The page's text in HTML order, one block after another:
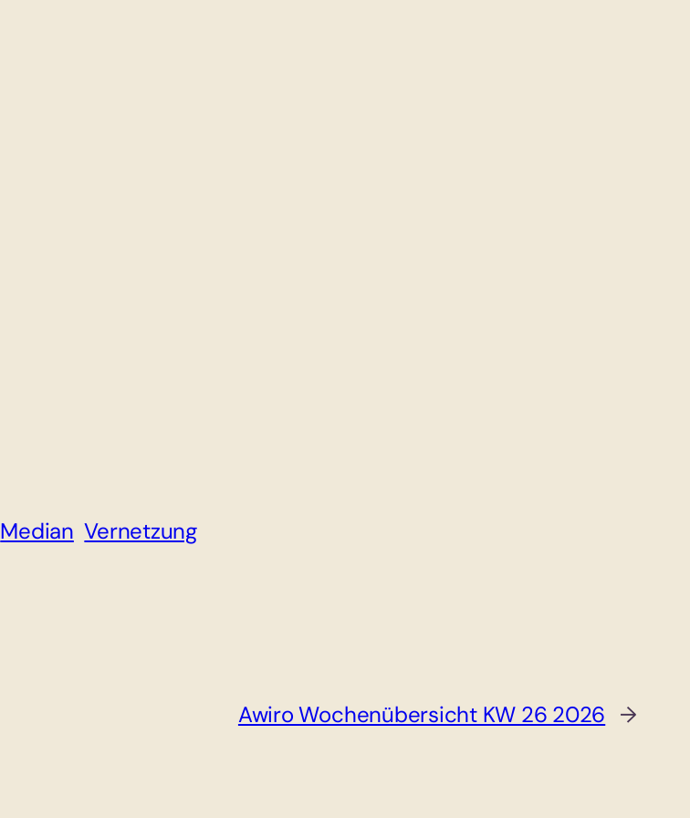
Median Vernetzung
Awiro Wochenübersicht KW 26 2026 →